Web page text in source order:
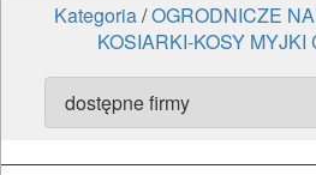
Kategoria/OGRODNICZE
KOSIARKI-KOSY MYJKI